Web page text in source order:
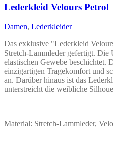
mehrere
auf.
Die
Optionen
können
auf
der
Produktseite
gewählt
Lederkleid Velours Petrol
Damen, Lederkleider
Das exklusive "Lederkleid
Stretch-Lammleder gefertigt. Die
elastischen Gewebe beschichtet.
einzigartigen Tragekomfort und
an. Darüber hinaus ist das
unterstreicht die weibliche
Material: Stretch-Lammleder,